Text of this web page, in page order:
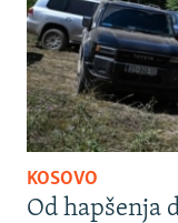
KOSOVO
Od hapšenja